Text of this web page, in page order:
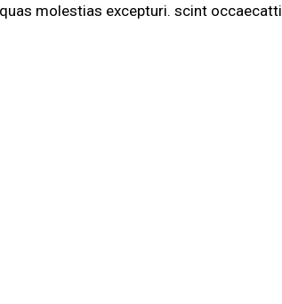
molestias excepturi. scint occaecatti